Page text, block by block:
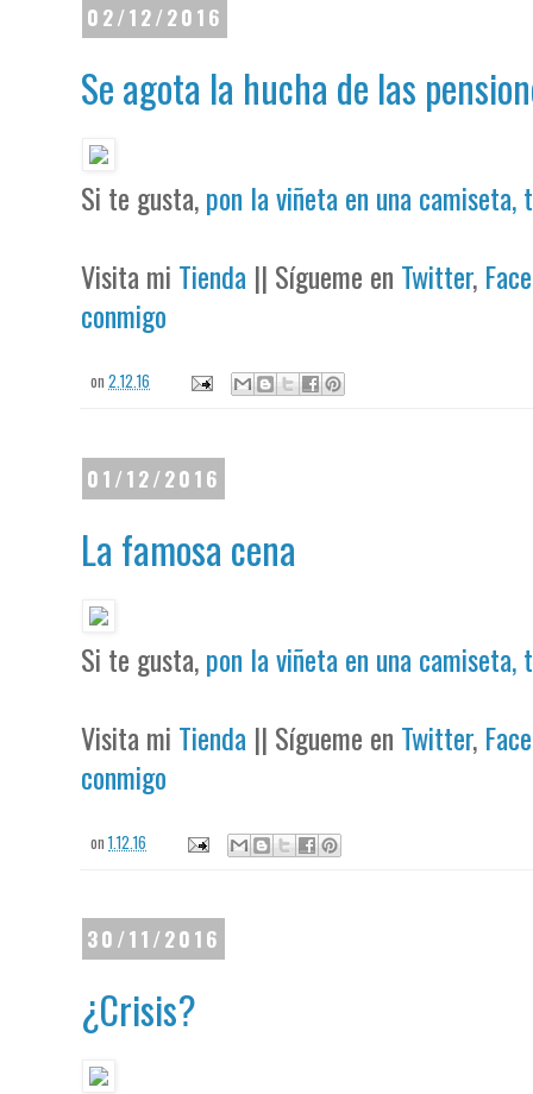
02/12/2016
Se agota la hucha de las
Si te gusta,pon la viñeta en una camiseta,
Visita mi Tienda || Sígueme en Twitter,
conmigo
on2.12.16
01/12/2016
La famosa cena
Si te gusta,pon la viñeta en una camiseta,
Visita mi Tienda || Sígueme en Twitter,
conmigo
on1.12.16
30/11/2016
¿Crisis?